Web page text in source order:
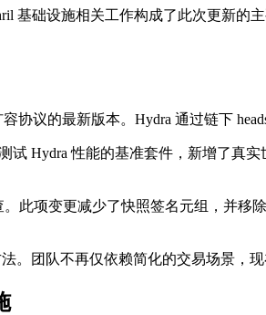
基础设施相关工作构成了此次更新
协议的最新版本。Hydra 通过链下
试 Hydra 性能的基准套件，新增了真
此项变更减少了快照签名元组，并
。团队不再仅依赖简化的交易场景，